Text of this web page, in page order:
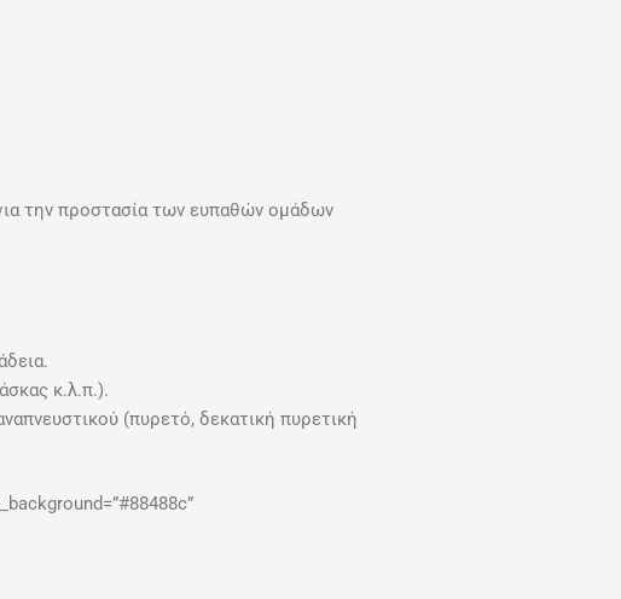
την προστασία των ευπαθών ομάδων
κ.λ.π.).
(πυρετό, δεκατική πυρετική